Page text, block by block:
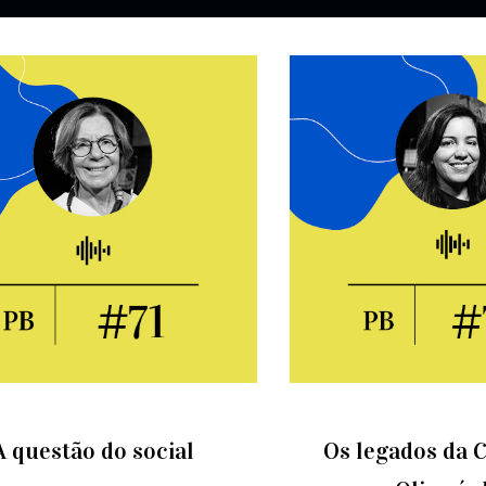
questão do social
Os legados da